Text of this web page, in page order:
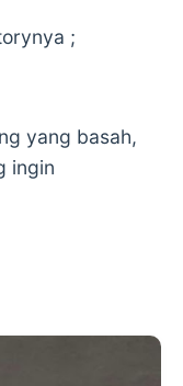
;
yang basah,
ingin